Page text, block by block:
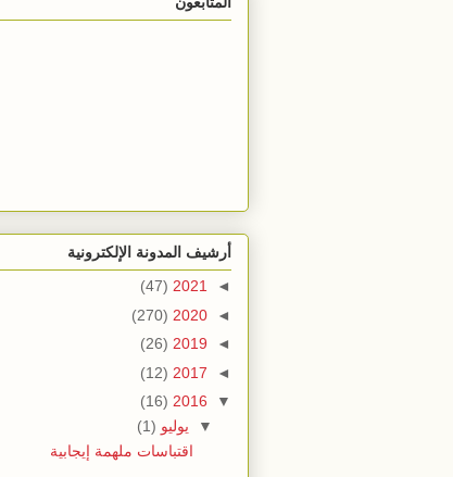
أرشيف المدونة الإلكترونية
◄
2021
(47)
◄
2020
(270)
◄
2019
(26)
◄
2017
(12)
▼
2016
(16)
▼ يوليو (1)
اقتباسات ملهمة إيجابية